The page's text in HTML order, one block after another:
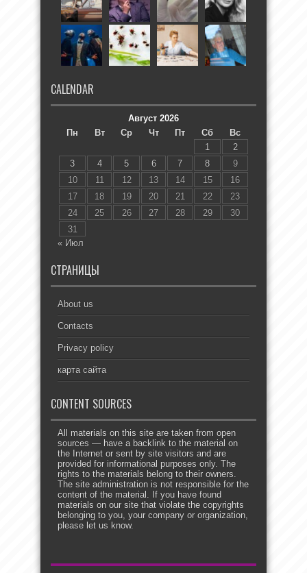
CALENDAR
Август 2026
Пн
Вт Ср Чт Пт Сб
Вс
1
2
3
4 5 6 7 8
9
10
11 12 13 14 15
16
17
18 19 20 21 22
23
24
25 26 27 28 29
30
31
« Июл
СТРАНИЦЫ
About us
Contacts
Privacy policy
карта сайта
CONTENT SOURCES
All materials on this site are taken from open
sources — have a backlink to the material on
the Internet or sent by site visitors and are
provided for informational purposes only. The
rights to the materials belong to their owners.
The site administration is not responsible for the
content of the material. If you have found
materials on our site that violate the copyrights
belonging to you, your company or organization,
please let us know.